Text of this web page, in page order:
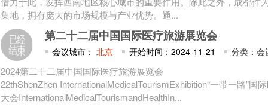
集地，拥有庞大的市场规模与产业优势。通...
第二十二届中国国际医疗旅游展览会
会议城市： 北京 开始时间：2024-11-21 分类：会
2024第二十二届中国国际医疗旅游展览会
22thShenZhen InternationalMedicalTourismExhibition“一带一路”国
大会InternationalMedicalTourismandHealthIn...